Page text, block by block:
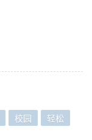
校园 轻松